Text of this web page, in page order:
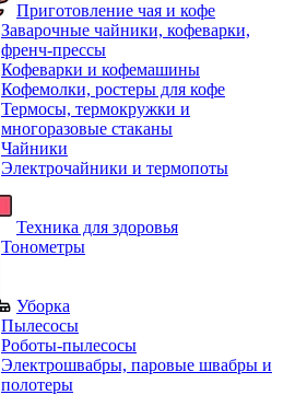
Приготовление чая и кофе
Заварочные чайники, кофеварки,
френч-прессы
Кофеварки и кофемашины
Кофемолки, ростеры для кофе
Термосы, термокружки и
многоразовые стаканы
Чайники
Электрочайники и термопоты
Техника для здоровья
Тонометры
Уборка
Пылесосы
Роботы-пылесосы
Электрошвабры, паровые швабры и
полотеры